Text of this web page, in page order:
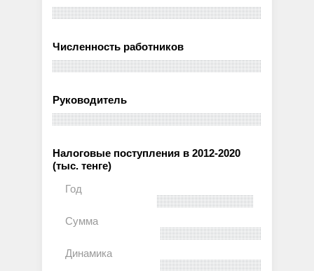
Численность работников
Руководитель
Налоговые поступления в 2012-2020
(тыс. тенге)